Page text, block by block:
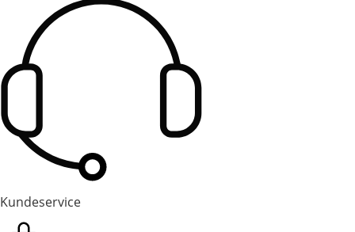
Kundeservice